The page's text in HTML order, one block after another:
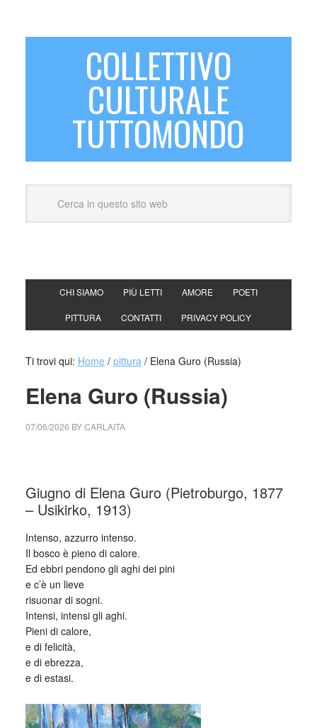
COLLETTIVO
CULTURALE
TUTTOMONDO
CHI SIAMO PIÙ LETTI AMORE POETI
PITTURA CONTATTI PRIVACY POLICY
Ti trovi qui: Home / pittura /Elena Guro (Russia)
Elena Guro (Russia)
07/06/2026 BYCARLAITA
Giugno di Elena Guro (Pietroburgo, 1877
– Usikirko, 1913)
Intenso, azzurro intenso.
Il bosco è pieno di calore.
Ed ebbri pendono gli aghi dei pini
e c’è un lieve
risuonar di sogni.
Intensi, intensi gli aghi.
Pieni di calore,
e di felicità,
e di ebrezza,
e di estasi.